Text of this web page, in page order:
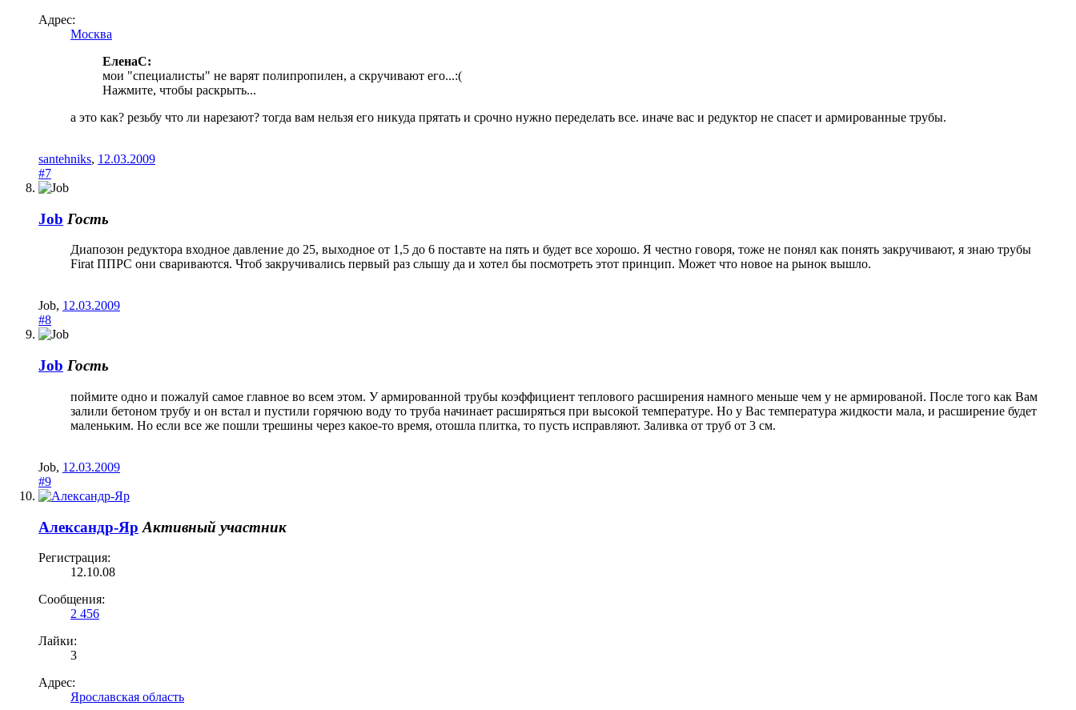
Адрес:
Москва
ЕленаC:
мои "специалисты" не варят полипропилен, а скручивают его...:(
Нажмите, чтобы раскрыть...
а это как? резьбу что ли нарезают? тогда вам нельзя его никуда прятать и срочно нужно переделать все. иначе вас и редуктор не спасет и армированные трубы.
santehniks, 12.03.2009
#7
Job Гость
Диапозон редуктора входное давление до 25, выходное от 1,5 до 6 поставте на пять и будет все хорошо. Я честно говоря, тоже не понял как понять закручивают, я знаю трубы
Firat ППРС они свариваются. Чтоб закручивались первый раз слышу да и хотел бы посмотреть этот принцип. Может что новое на рынок вышло.
Job, 12.03.2009
#8
Job Гость
поймите одно и пожалуй самое главное во всем этом. У армированной трубы коэффициент теплового расширения намного меньше чем у не армированой. После того как Вам
залили бетоном трубу и он встал и пустили горячюю воду то труба начинает расширяться при высокой температуре. Но у Вас температура жидкости мала, и расширение будет
маленьким. Но если все же пошли трешины через какое-то время, отошла плитка, то пусть исправляют. Заливка от труб от 3 см.
Job, 12.03.2009
#9
Александр-Яр Активный участник
Регистрация:
12.10.08
Сообщения:
2 456
Лайки:
3
Адрес:
Ярославская область